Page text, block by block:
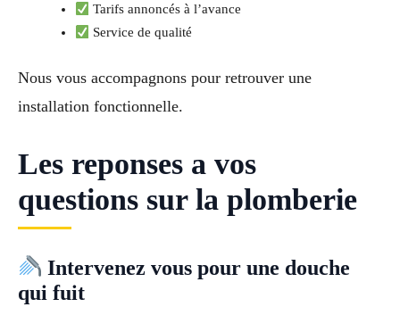
Tarifs annoncés à l’avance
Service de qualité
Nous vous accompagnons pour retrouver une
installation fonctionnelle.
Les reponses a vos
questions sur la plomberie
Intervenez vous pour une douche
qui fuit